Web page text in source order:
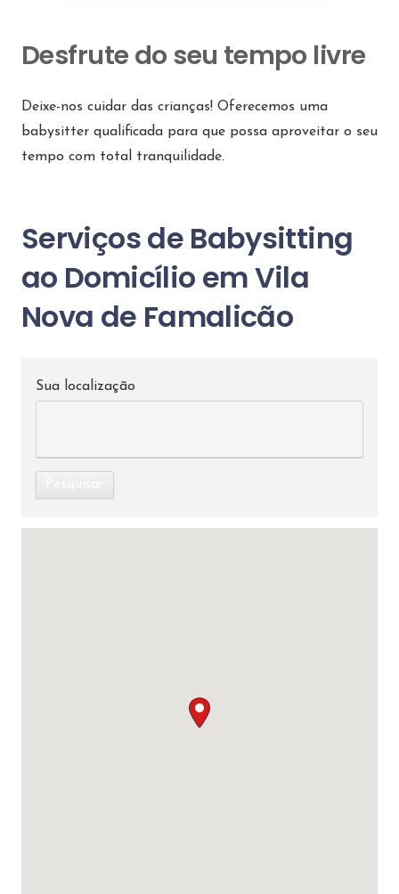
Desfrute do seu tempo livre
Deixe-nos cuidar das crianças! Oferecemos uma
babysitter qualificada para que possa aproveitar o seu
tempo com total tranquilidade.
Serviços de Babysitting
ao Domicílio em Vila
Nova de Famalicão
Sua localização